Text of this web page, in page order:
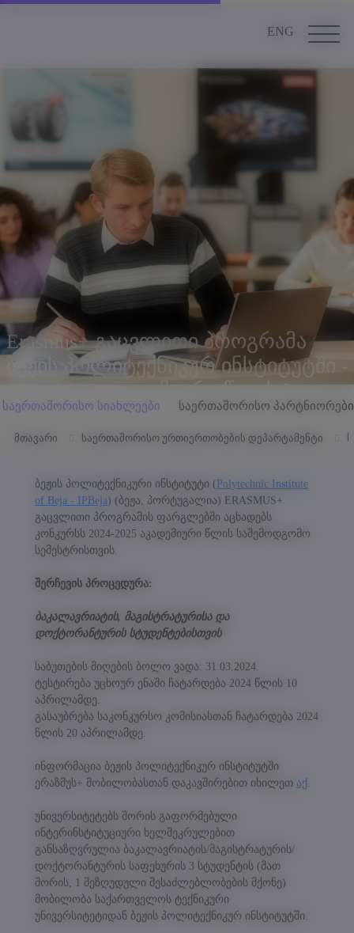
ENG
Erasmus+ გაცვლითი პროგრამა
ბეჟის პოლიტექნიკურ ინსტიტუტში -
2024-2025 აკადემიური წლის I
სემესტრი (სტუდენტებისთვის)
საერთაშორისო სიახლეები საერთაშორისო პარტნიორები
მთავარი საერთაშორისო ურთიერთობების დეპარტამენტი
ბეჟის პოლიტექნიკური ინსტიტუტი ( Polytechnic Institute
of Beja - IPBeja) (ბეჟა, პორტუგალია) ERASMUS+
გაცვლითი პროგრამის ფარგლებში აცხადებს
კონკურსს 2024-2025 აკადემიური წლის საშემოდგომო
სემესტრისთვის.
შერჩევის პროცედურა:
ბაკალავრიატის, მაგისტრატურისა და
დოქტორანტურის სტუდენტებისთვის
საბუთების მიღების ბოლო ვადა: 31.03.2024.
ტესტირება უცხოურ ენაში ჩატარდება 2024 წლის 10
აპრილამდე.
გასაუბრება საკონკურსო კომისიასთან ჩატარდება 2024
წლის 20 აპრილამდე.
ინფორმაცია ბეჟის პოლიტექნიკურ ინსტიტუტში
ერაზმუს+ მობილობასთან დაკავშირებით იხილეთ აქ
უნივერსიტეტებს შორის გაფორმებული
ინტერინსტიტუციური ხელშეკრულებით
განსაზღვრულია ბაკალავრიატის/მაგისტრატურის/
დოქტორანტურის საფეხურის 3 სტუდენტის (მათ
შორის, 1 შეზღუდული შესაძლებლობების მქონე)
მობილობა საქართველოს ტექნიკური
უნივერსიტეტიდან ბეჟის პოლიტექნიკურ ინსტიტუტში.
უნივერსიტეტის ვებგვერდი იყენებს „მზა-ჩანაწერებს" (Cookies) მომხმარებლის
გამოცდილების გასაუმჯობესებლად.. თუ აგრძელებთ საიტით სარგებლობას ან
აჭერთ ღილაკს „თანახმა ვარ," თქვენ ეთანხმებით მზა ჩანაწერების გამოყენების
წესებს, რომელიც აღწერილია ჩვენი "მზა ჩანაწერების" პოლიტიკაში. წინააღმდეგ
შემთხვევაში, ვებგვერდი ვერ მოგაწვდით პერსონალიზებულ შინაარსს,
მომსახურებასა და შეთავაზებებს.
აუცილებელი
დაშვება
ვებსაიტის გამართული ფუნქციონირებისთვის
მარკეტინგი
მარკეტინგული ქუქი-ფაილები გვეხმარება
პერსონალიზებული კონტენტისა და რეკლამების
მიწოდებაში.
ანალიზი >
დაშვება
ანალიტიკური ქუქი-ფაილები გვეხმარება გავიგოთ, თუ
როგორ ურთიერთქმედებენ ვიზიტორები ჩვენს
ვებსაიტთან.
შენახვა
მხოლოდ აუცილებელი
ყველას დაშვება